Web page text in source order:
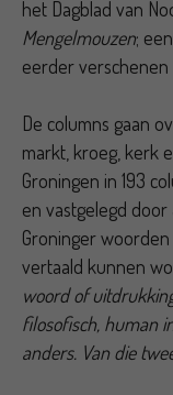
het Dagblad van
Mengelmouzen;
eerder verschenen
De columns gaan
markt, kroeg, kerk
Groningen in 193
en vastgelegd
Groninger
vertaald kunnen
woord of
filosofisch, human
anders. Van die